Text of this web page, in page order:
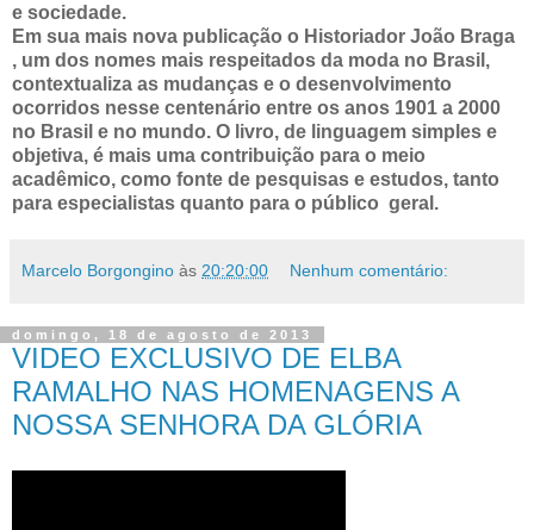
e sociedade.
Em sua mais nova publicação o Historiador João Braga
, um dos nomes mais respeitados da moda no Brasil,
contextualiza as mudanças e o desenvolvimento
ocorridos nesse centenário entre os anos 1901 a 2000
no Brasil e no mundo. O livro, de linguagem simples e
objetiva, é mais uma contribuição para o meio
acadêmico, como fonte de pesquisas e estudos, tanto
para especialistas quanto para o público geral.
Marcelo Borgongino às 20:20:00 Nenhum comentário:
domingo, 18 de agosto de 2013
VIDEO EXCLUSIVO DE ELBA
RAMALHO NAS HOMENAGENS A
NOSSA SENHORA DA GLÓRIA